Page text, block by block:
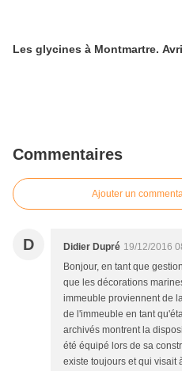
Les glycines à Montmartre.
Commentaires
Ajouter un
D Didier Dupré 19/12/2016
Bonjour, en tant que
que les décorations
immeuble proviennent de
de l'immeuble en tant
archivés montrent la
été équipé lors de sa
existe toujours et qui visait